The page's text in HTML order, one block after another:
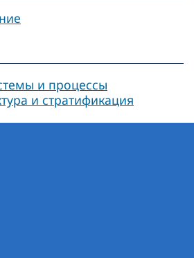
и процессы
и стратификация